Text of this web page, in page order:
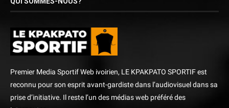
Premier Media Sportif Web ivoirien, LE KPAKPATO SPORTIF est
reconnu pour son esprit avant-gardiste dans l’audiovisuel dans sa
prise d’initiative. Il reste l’un des médias web préféré des